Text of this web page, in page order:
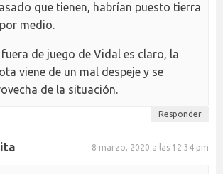
que tienen, habrían puesto tierra
medio.
de juego de Vidal es claro, la
viene de un mal despeje y se
de la situación.
Responder
8 marzo, 2020 a las 12:34 pm